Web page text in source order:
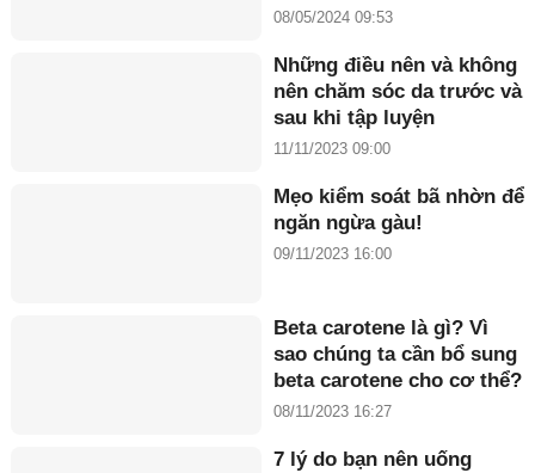
Đồng năm 2024”
08/05/2024 09:53
Những điều nên và không
nên chăm sóc da trước và
sau khi tập luyện
11/11/2023 09:00
Mẹo kiểm soát bã nhờn để
ngăn ngừa gàu!
09/11/2023 16:00
Beta carotene là gì? Vì
sao chúng ta cần bổ sung
beta carotene cho cơ thể?
08/11/2023 16:27
7 lý do bạn nên uống